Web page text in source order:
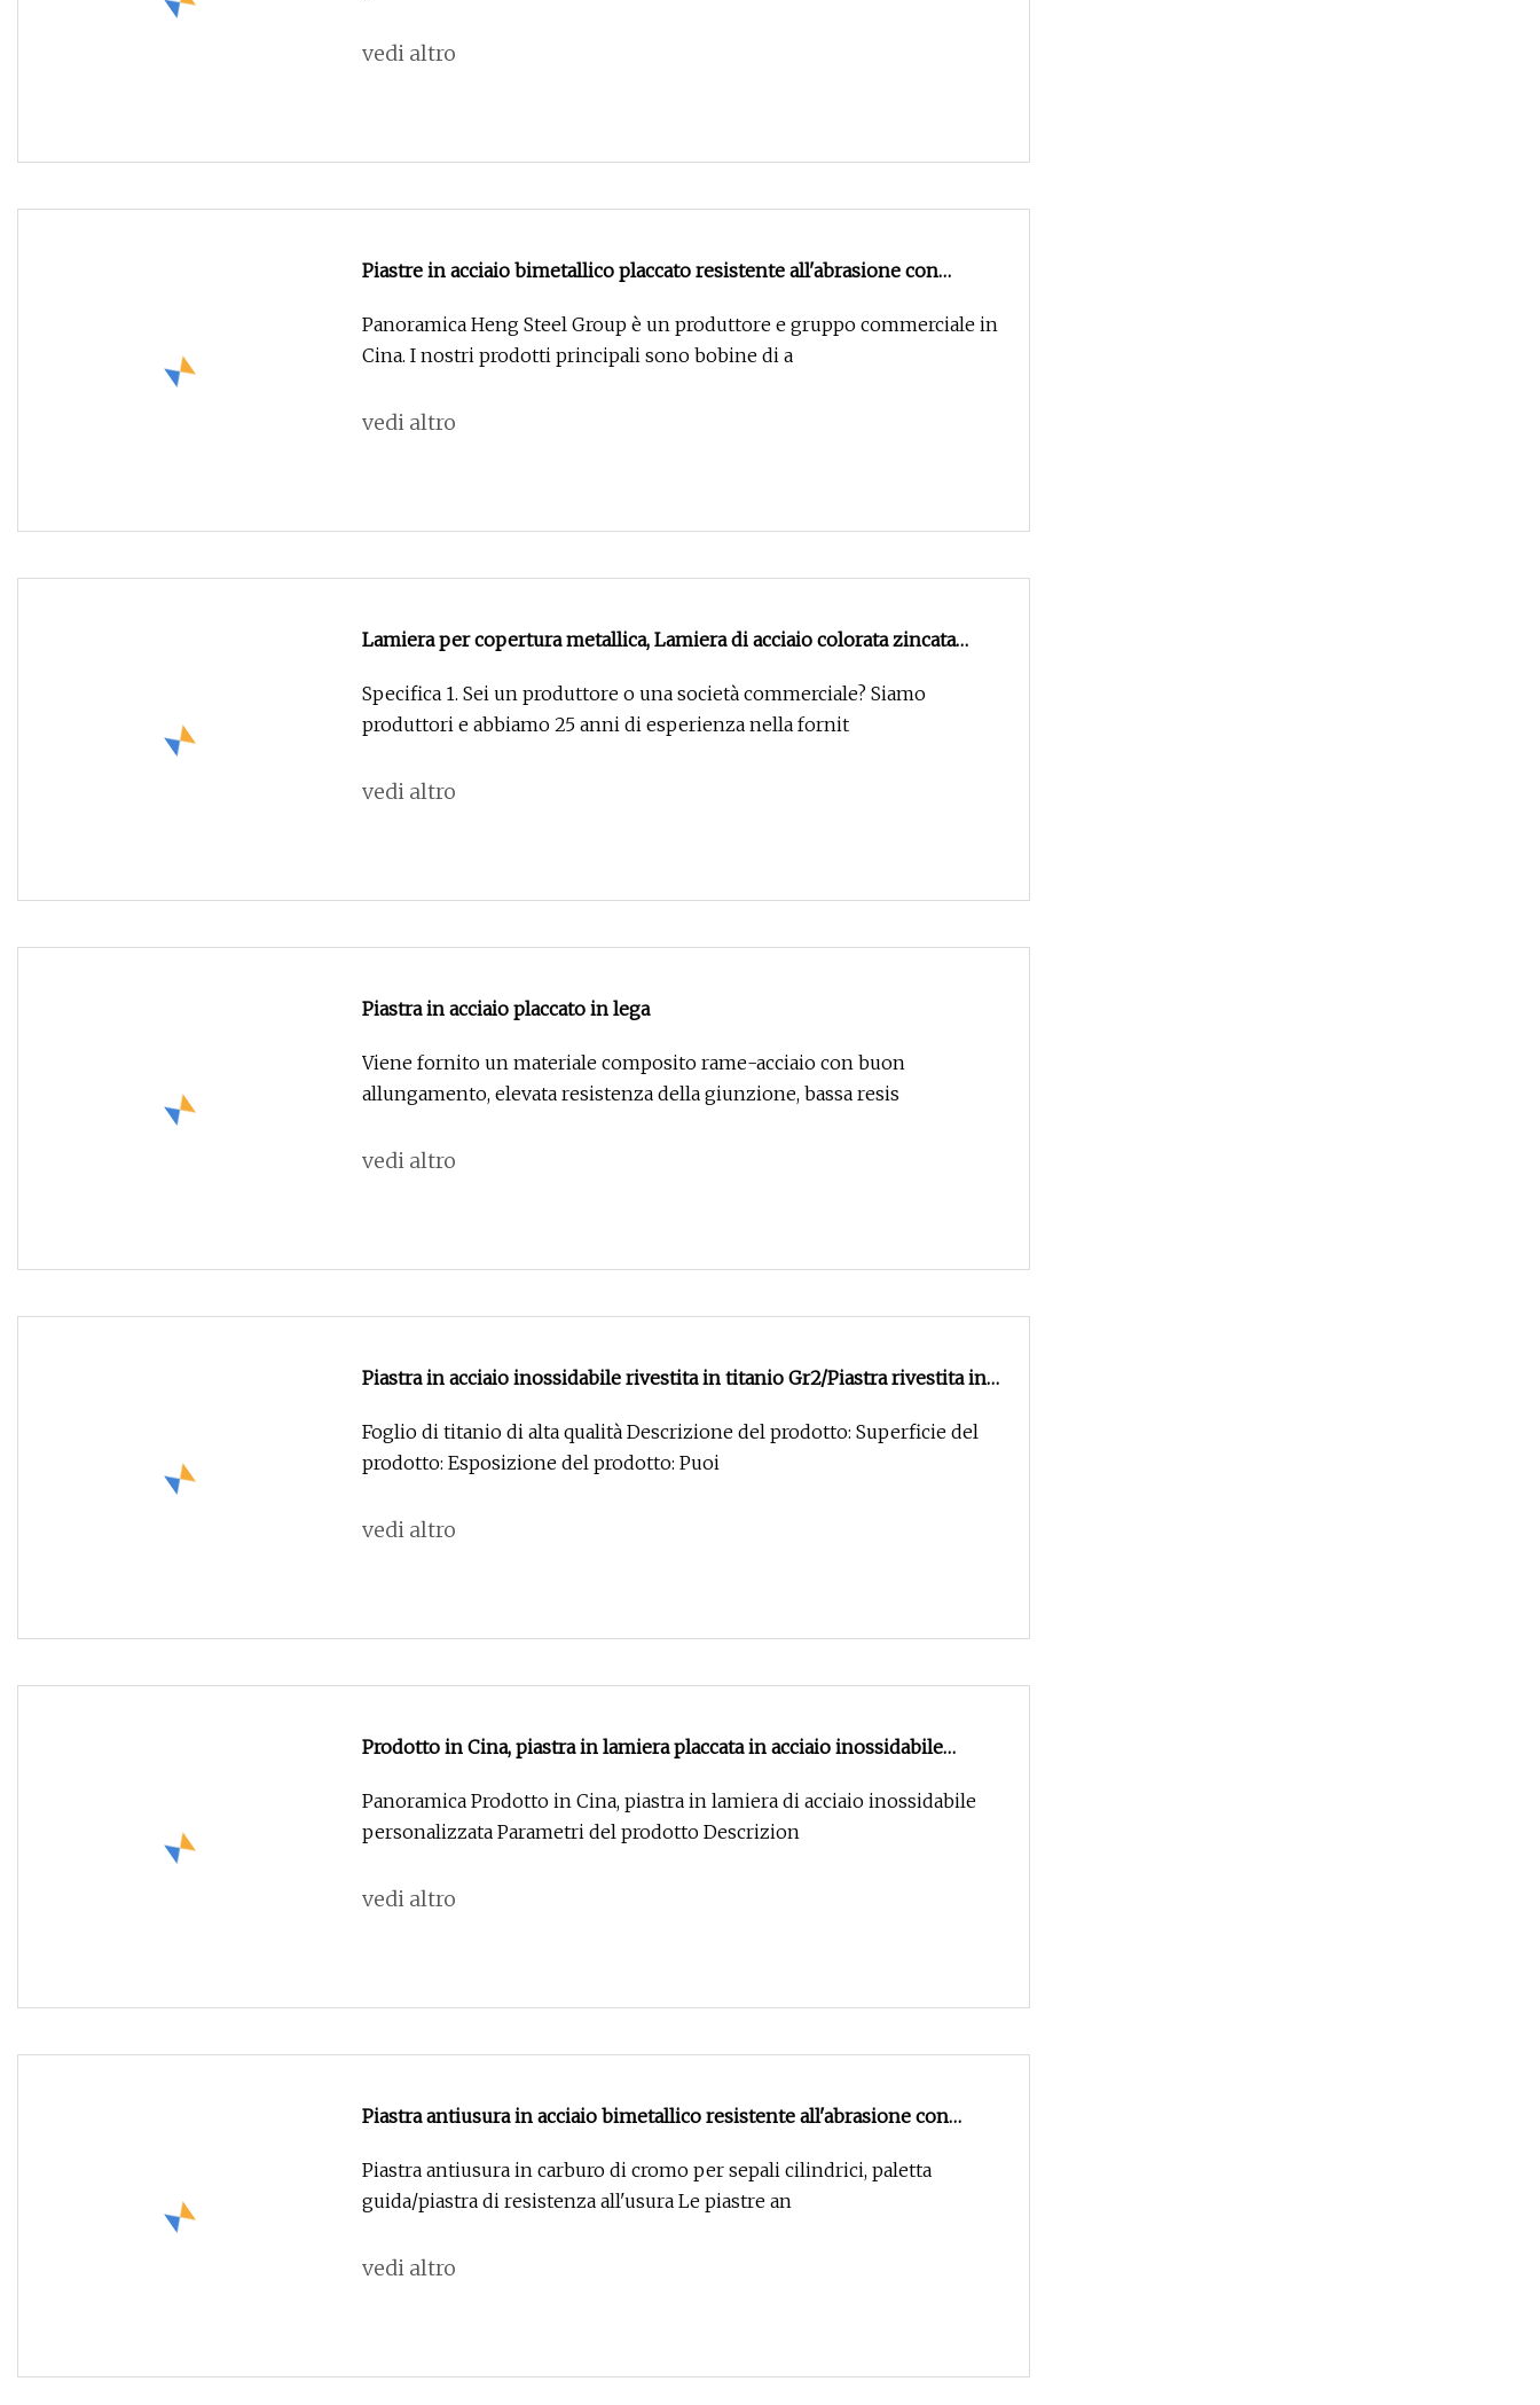
vedi altro
Piastre in acciaio bimetallico placcato resistente all'abrasione con
Panoramica Heng Steel Group è un produttore e gruppo commerciale in
Cina. I nostri prodotti principali sono bobine di a
vedi altro
Lamiera per copertura metallica, Lamiera di acciaio colorata zincata
copertura rivestita Pricecolor
Specifica 1. Sei un produttore o una società commerciale? Siamo
produttori e abbiamo 25 anni di esperienza nella fornit
vedi altro
Piastra in acciaio placcato in lega
Viene fornito un materiale composito rame-acciaio con buon
allungamento, elevata resistenza della giunzione, bassa resis
vedi altro
Piastra in acciaio inossidabile rivestita in titanio Gr2/Piastra rivestita in
Foglio di titanio di alta qualità Descrizione del prodotto: Superficie del
prodotto: Esposizione del prodotto: Puoi
vedi altro
Prodotto in Cina, piastra in lamiera placcata in acciaio inossidabile
Panoramica Prodotto in Cina, piastra in lamiera di acciaio inossidabile
personalizzata Parametri del prodotto Descrizion
vedi altro
Piastra antiusura in acciaio bimetallico resistente all'abrasione con
Piastra antiusura in carburo di cromo per sepali cilindrici, paletta
guida/piastra di resistenza all'usura Le piastre an
vedi altro